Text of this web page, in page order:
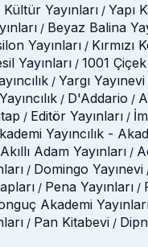
Kültür Yayınları / Yapı
/ Beyaz Balina
Yayınları / Kırmızı
Yayınları / 1001
/ Yargı Yayınevi
/ D'Addario /
/ Editör Yayınları /
Yayıncılık -
Akıllı Adam Yayınları /
/ Domingo Yayınevi
/ Pena Yayınları /
Akademi
/ Pan Kitabevi /